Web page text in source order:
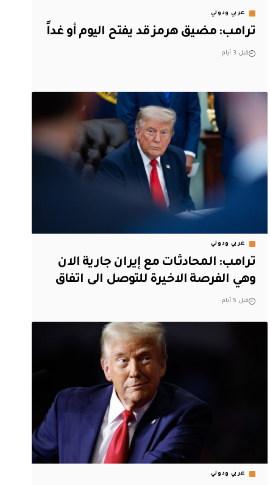
عربي ودولي
ترامب: مضيق هرمز قد يفتح اليوم أو غداً
قبل 3 أيام
عربي ودولي
ترامب: المحادثات مع إيران جارية الان
وهي الفرصة الاخيرة للتوصل الى اتفاق
قبل 5 أيام
عربي ودولي